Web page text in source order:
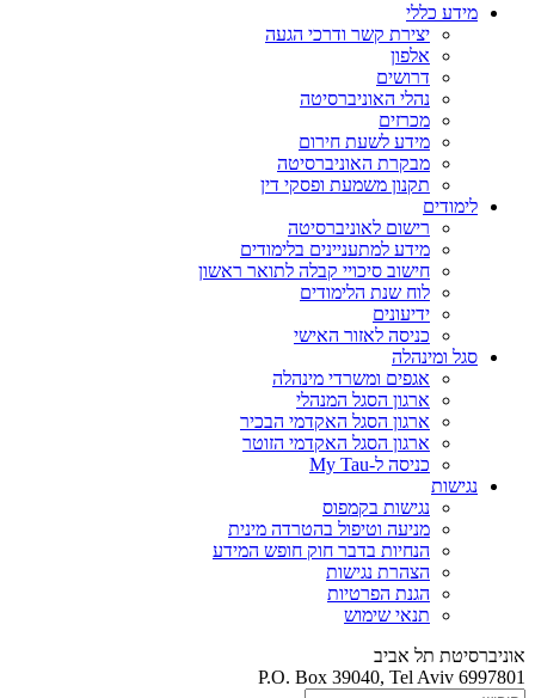
מידע כללי
יצירת קשר ודרכי הגעה
אלפון
דרושים
נהלי האוניברסיטה
מכרזים
מידע לשעת חירום
מבקרת האוניברסיטה
תקנון משמעת ופסקי דין
לימודים
רישום לאוניברסיטה
מידע למתעניינים בלימודים
חישוב סיכויי קבלה לתואר ראשון
לוח שנת הלימודים
ידיעונים
כניסה לאזור האישי
סגל ומינהלה
אגפים ומשרדי מינהלה
ארגון הסגל המנהלי
ארגון הסגל האקדמי הבכיר
ארגון הסגל האקדמי הזוטר
כניסה ל-My Tau
נגישות
נגישות בקמפוס
מניעה וטיפול בהטרדה מינית
הנחיות בדבר חוק חופש המידע
הצהרת נגישות
הגנת הפרטיות
תנאי שימוש
אוניברסיטת תל אביב
P.O. Box 39040, Tel Aviv 6997801